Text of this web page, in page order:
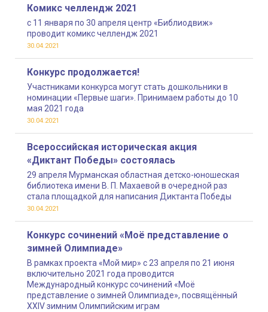
Комикс челлендж 2021
с 11 января по 30 апреля центр «Библиодвиж»
проводит комикс челлендж 2021
30.04.2021
Конкурс продолжается!
Участниками конкурса могут стать дошкольники в
номинации «Первые шаги». Принимаем работы до 10
мая 2021 года
30.04.2021
Всероссийская историческая акция
«Диктант Победы» состоялась
29 апреля Мурманская областная детско-юношеская
библиотека имени В. П. Махаевой в очередной раз
стала площадкой для написания Диктанта Победы
30.04.2021
Конкурс сочинений «Моё представление о
зимней Олимпиаде»
В рамках проекта «Мой мир» с 23 апреля по 21 июня
включительно 2021 года проводится
Международный конкурс сочинений «Моё
представление о зимней Олимпиаде», посвящённый
XXIV зимним Олимпийским играм